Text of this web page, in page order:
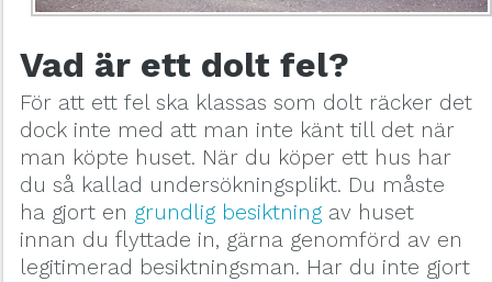
Vad är ett dolt fel?
För att ett fel ska klassas som dolt räcker det
dock inte med att man inte känt till det när
man köpte huset. När du köper ett hus har
du så kallad undersökningsplikt. Du måste
ha gjort en grundlig besiktning av huset
innan du flyttade in, gärna genomförd av en
legitimerad besiktningsman. Har du inte gjort